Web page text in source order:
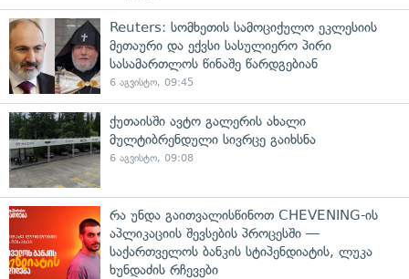
Reuters: სომხეთის სამოციქულო ეკლესიის
მეთაური და ექვსი სასულიერო პირი
სასამართლოს წინაშე წარდგებიან
6 აგვისტო, 09:45
ქუთაისში ავტო გალერის ახალი
მულტიბრენდული სივრცე გაიხსნა
6 აგვისტო, 09:08
რა უნდა გაითვალისწინოთ CHEVENING-ის
აპლიკაციის შევსების პროცესში —
საქართველოს ბანკის სტიპენდიატის, ლუკა
ხუნდაძის რჩევები